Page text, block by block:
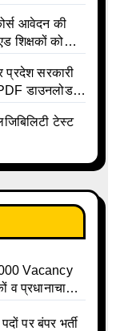
आवेदन की
शिक्षकों को
सरकारी
डाउनलोड
List |
टेस्ट
Vacancy
प्रधानाचार्यों
पर बंपर भर्ती